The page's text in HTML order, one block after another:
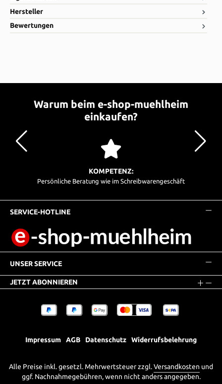
Hersteller
Bewertungen
Warum beim e-shop-muehlheim
einkaufen?
KOMPETENZ:
Persönliche Beratung wie im Schreibwarengeschäft
SERVICE-HOTLINE
UNSER SERVICE
JETZT ABONNIEREN
Impressum AGB Datenschutz Widerrufsbelehrung
Alle Preise inkl. gesetzl. Mehrwertsteuer zzgl.Versandkosten und
ggf. Nachnahmegebühren, wenn nicht anders angegeben.